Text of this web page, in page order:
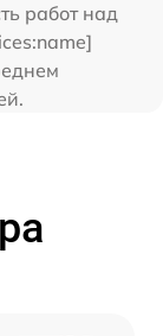
работ над